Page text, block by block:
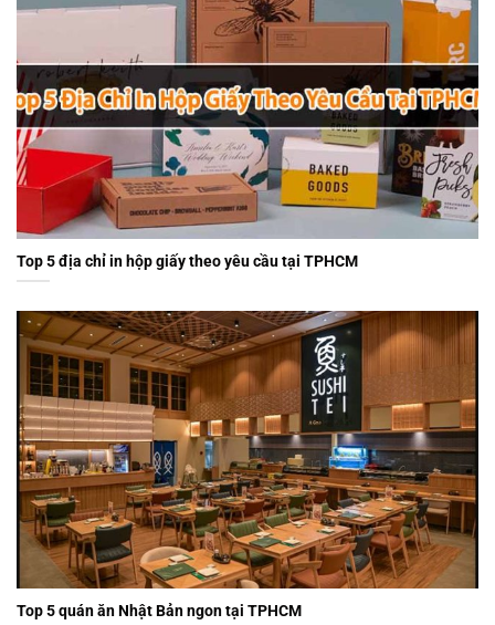
Top 5 địa chỉ in hộp giấy theo yêu cầu tại TPHCM
Top 5 quán ăn Nhật Bản ngon tại TPHCM